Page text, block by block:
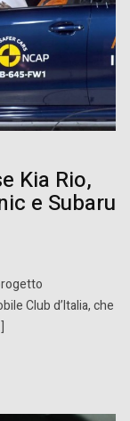
Kia Rio,
e Subaru
Club d’Italia, che